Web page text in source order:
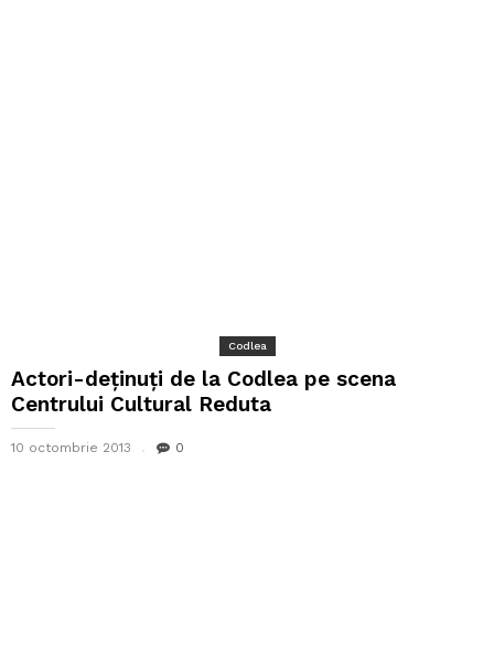
Codlea
Actori-deținuți de la Codlea pe scena
Centrului Cultural Reduta
10 octombrie 2013 0